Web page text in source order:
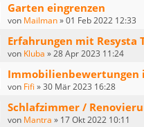
Garten eingrenzen
von Mailman»01 Feb 2022 12:33
Erfahrungen mit Resysta
von Kluba »28 Apr 2023 11:24
Immobilienbewertungen
von Fifi »30 Mär 2023 16:28
Schlafzimmer /
von Mantra » 17 Okt 2022 10:11